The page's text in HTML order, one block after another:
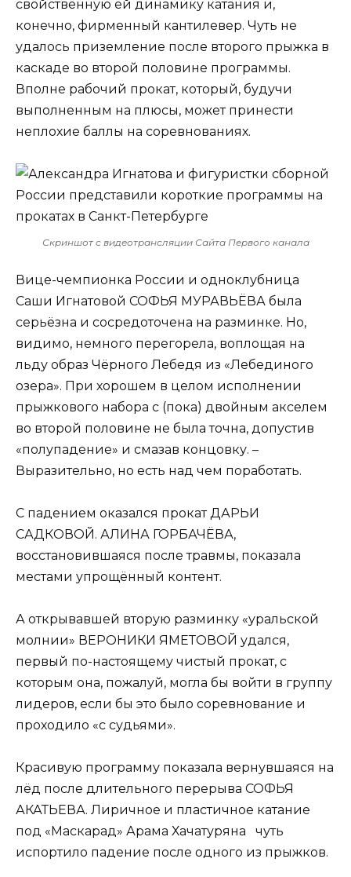
свойственную ей динамику катания и,
конечно, фирменный кантилевер. Чуть не
удалось приземление после второго прыжка в
каскаде во второй половине программы.
Вполне рабочий прокат, который, будучи
выполненным на плюсы, может принести
неплохие баллы на соревнованиях.
Скриншот с видеотрансляции Сайта Первого канала
Вице-чемпионка России и одноклубница
Саши Игнатовой СОФЬЯ МУРАВЬЁВА была
серьёзна и сосредоточена на разминке. Но,
видимо, немного перегорела, воплощая на
льду образ Чёрного Лебедя из «Лебединого
озера». При хорошем в целом исполнении
прыжкового набора с (пока) двойным акселем
во второй половине не была точна, допустив
«полупадение» и смазав концовку. –
Выразительно, но есть над чем поработать.
С падением оказался прокат ДАРЬИ
САДКОВОЙ. АЛИНА ГОРБАЧЁВА,
восстановившаяся после травмы, показала
местами упрощённый контент.
А открывавшей вторую разминку «уральской
молнии» ВЕРОНИКИ ЯМЕТОВОЙ удался,
первый по-настоящему чистый прокат, с
которым она, пожалуй, могла бы войти в группу
лидеров, если бы это было соревнование и
проходило «с судьями».
Красивую программу показала вернувшаяся на
лёд после длительного перерыва СОФЬЯ
АКАТЬЕВА. Лиричное и пластичное катание
под «Маскарад» Арама Хачатуряна чуть
испортило падение после одного из прыжков.